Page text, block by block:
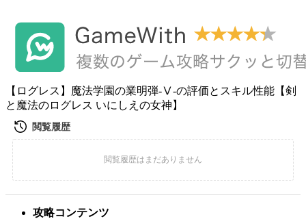
【ログレス】魔法学園の業明弾-Ⅴ-の評価とスキル性能【剣
と魔法のログレス いにしえの女神】
攻略コンテンツ